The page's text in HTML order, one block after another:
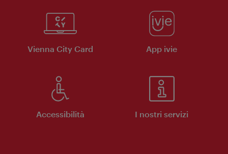
Vienna City Card App ivie
Accessibilità I nostri servizi